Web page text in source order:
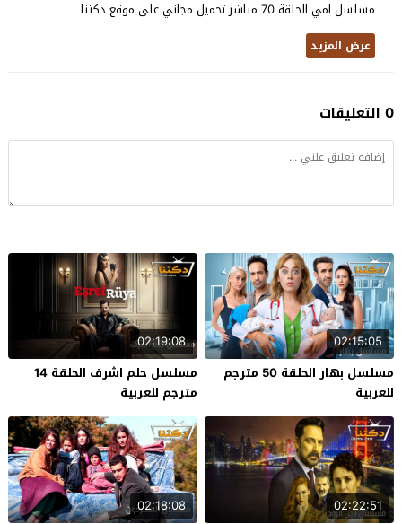
مسلسل امي الحلقة 70 مباشر تحميل مجاني على موقع دكتنا
عرض المزيد
0 التعليقات
02:15:05
مسلسل بهار الحلقة 50 مترجم
للعربية
02:19:08
مسلسل حلم اشرف الحلقة 14
مترجم للعربية
02:22:51
02:18:08